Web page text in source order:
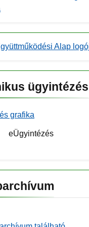
ügyintézés
eÜgyintézés